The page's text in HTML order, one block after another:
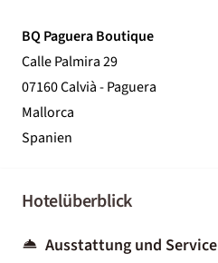
BQ Paguera Boutique
Calle Palmira 29
07160 Calvià - Paguera
Mallorca
Spanien
Hotelüberblick
Ausstattung und Service